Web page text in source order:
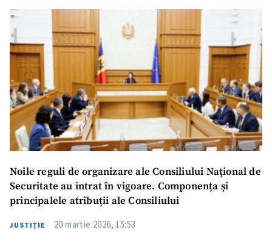
Noile reguli de organizare ale Consiliului Național de
Securitate au intrat în vigoare. Componența și
principalele atribuții ale Consiliului
JUSTIȚIE 20 martie 2026, 15:53